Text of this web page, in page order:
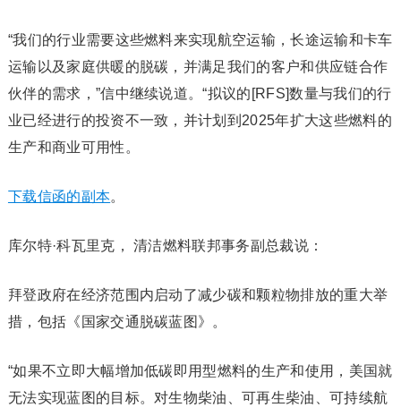
“我们的行业需要这些燃料来实现航空运输，长途运输和卡车
运输以及家庭供暖的脱碳，并满足我们的客户和供应链合作
伙伴的需求，”信中继续说道。“拟议的[RFS]数量与我们的行
业已经进行的投资不一致，并计划到2025年扩大这些燃料的
生产和商业可用性。
下载信函的副本。
库尔特·科瓦里克， 清洁燃料联邦事务副总裁说：
拜登政府在经济范围内启动了减少碳和颗粒物排放的重大举
措，包括《国家交通脱碳蓝图》。
“如果不立即大幅增加低碳即用型燃料的生产和使用，美国就
无法实现蓝图的目标。对生物柴油、可再生柴油、可持续航